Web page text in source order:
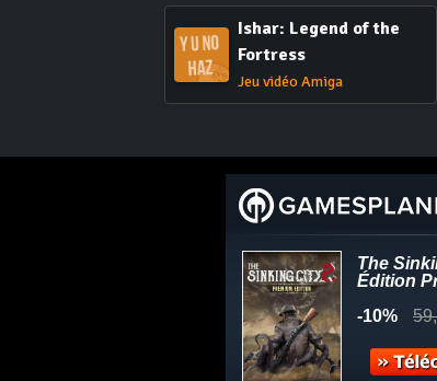
Ishar: Legend of the
Fortress
Jeu vidéo Amiga